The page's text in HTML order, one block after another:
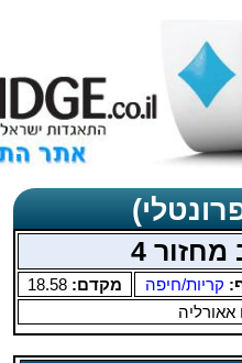
4
קריות/חיפה מקדם: 18.58
אאורליה